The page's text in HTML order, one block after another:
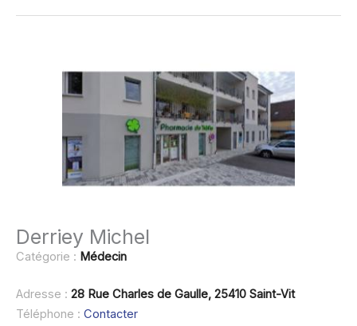
Derriey Michel
Catégorie : Médecin
Adresse : 28 Rue Charles de Gaulle, 25410 Saint-Vit
Téléphone : Contacter